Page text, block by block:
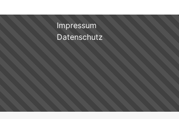
Impressum
Datenschutz